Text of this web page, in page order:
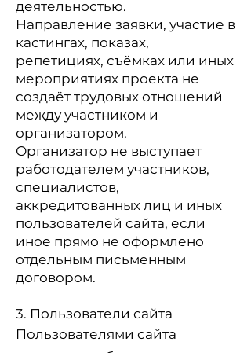
деятельностью.
Направление заявки, участие в
кастингах, показах,
репетициях, съёмках или иных
мероприятиях проекта не
создаёт трудовых отношений
между участником и
организатором.
Организатор не выступает
работодателем участников,
специалистов,
аккредитованных лиц и иных
пользователей сайта, если
иное прямо не оформлено
отдельным письменным
договором.
3. Пользователи сайта
Пользователями сайта